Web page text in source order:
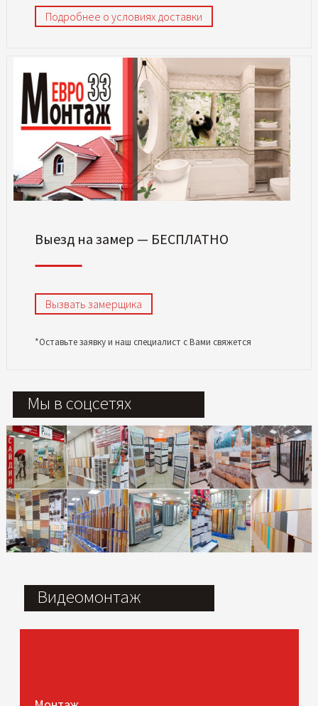
Подробнее о условиях доставки
Выезд на замер — БЕСПЛАТНО
Вызвать замерщика
*Оставьте заявку и наш специалист с Вами свяжется
Мы в соцсетях
Видеомонтаж